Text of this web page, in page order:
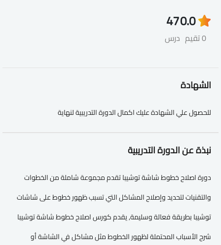
0.0
0 تقيم
47
درس
الشهادة
للحصول علي الشهادة عليك اكمال الدورة التدريبية لنهاية
نبذة عن الدورة التدريبية
دورة اصلاح خطوط شاشة توشيبا تقدم مجموعة شاملة من الخطوات
والتقنيات لتحديد وإصلاح المشاكل التي تسبب ظهور خطوط على شاشات
توشيبا بطريقة فعالة وسليمة, يقدم كورس اصلاح خطوط شاشة توشيبا
شرح الأسباب المحتملة لظهور الخطوط مثل مشاكل في الشاشة أو